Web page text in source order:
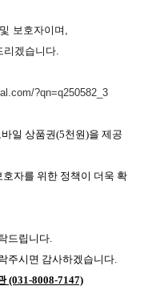
보호자이며,
리겠습니다.
?qn=q250582_3
일 상품권(5천원)을 제공
자를 위한 정책이 더욱 확
드립니다.
주시면 감사하겠습니다.
(031-8008-7147)